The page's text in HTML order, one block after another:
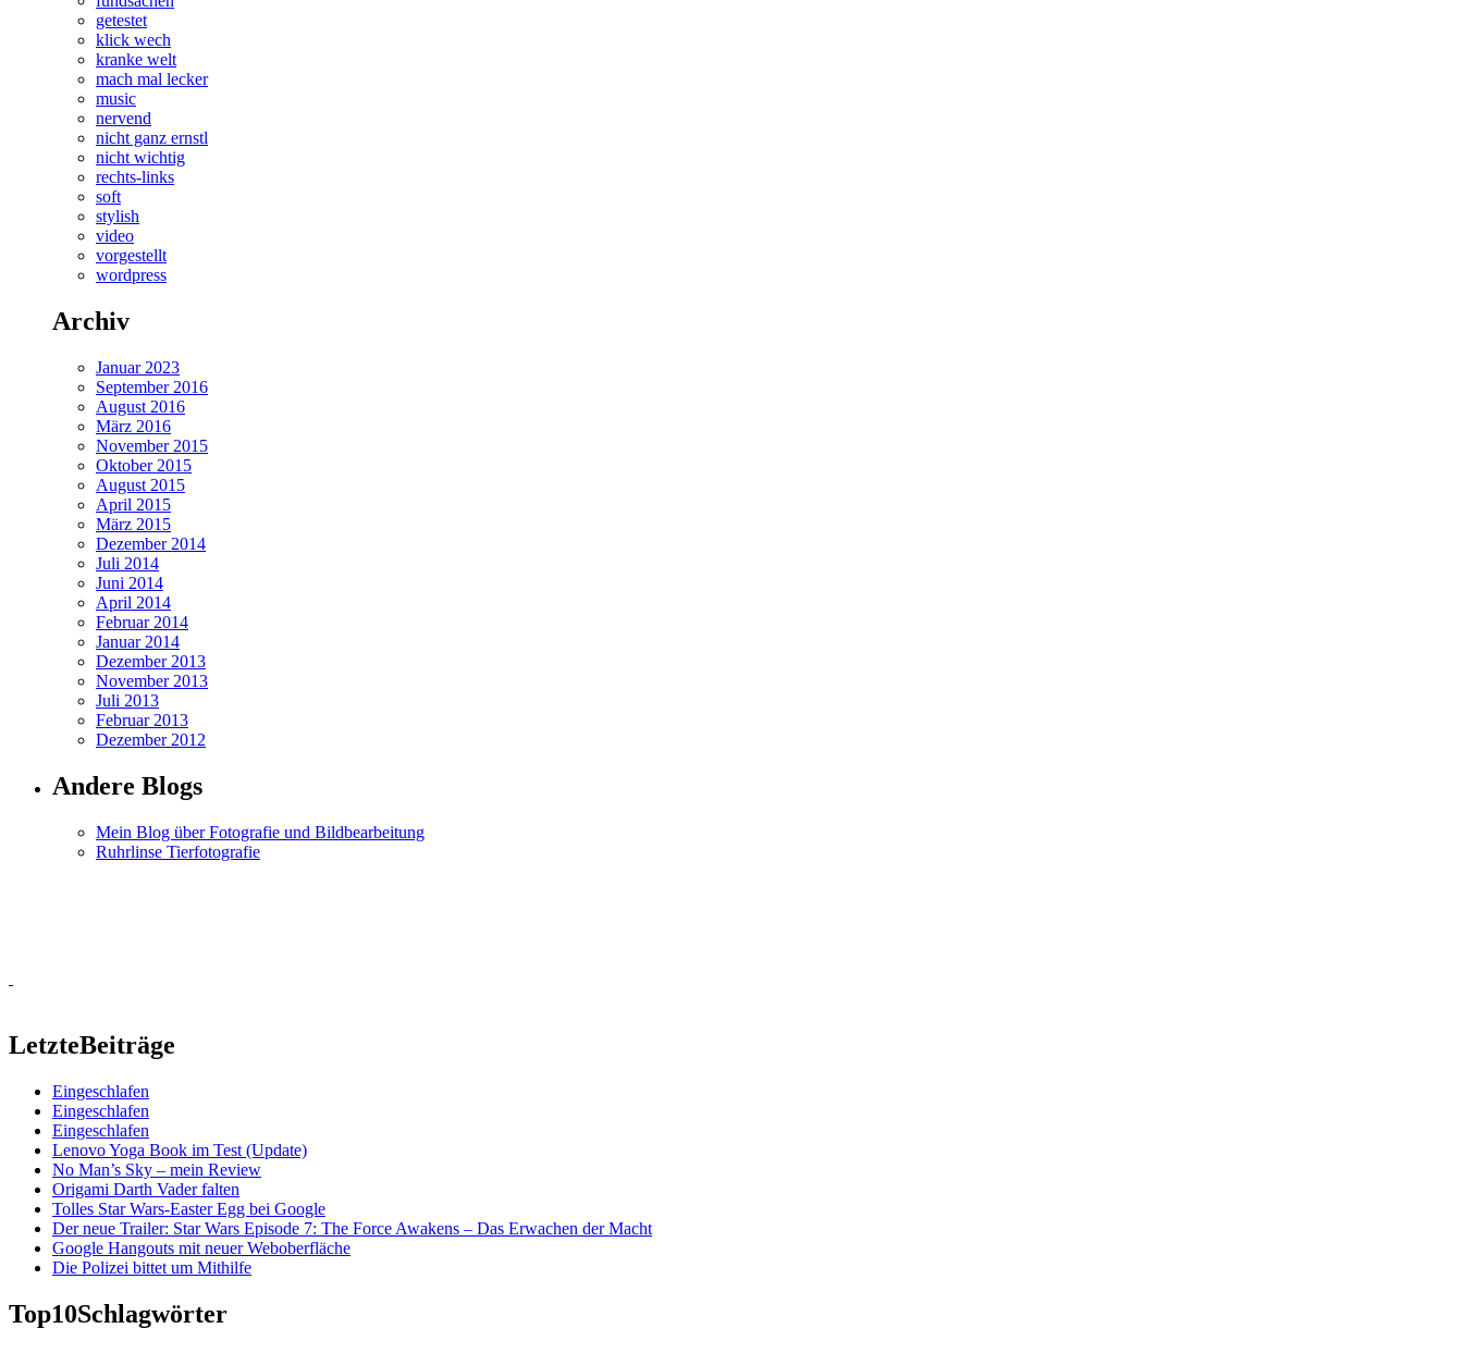
getestet
klick wech
kranke welt
mach mal lecker
music
nervend
nicht ganz ernstl
nicht wichtig
rechts-links
soft
stylish
video
vorgestellt
wordpress
Archiv
Januar 2023
September 2016
August 2016
März 2016
November 2015
Oktober 2015
August 2015
April 2015
März 2015
Dezember 2014
Juli 2014
Juni 2014
April 2014
Februar 2014
Januar 2014
Dezember 2013
November 2013
Juli 2013
Februar 2013
Dezember 2012
Andere Blogs
Mein Blog über Fotografie und Bildbearbeitung
Ruhrlinse Tierfotografie
LetzteBeiträge
Eingeschlafen
Eingeschlafen
Eingeschlafen
Lenovo Yoga Book im Test (Update)
No Man’s Sky – mein Review
Origami Darth Vader falten
Tolles Star Wars-Easter Egg bei Google
Der neue Trailer: Star Wars Episode 7: The Force Awakens – Das Erwachen der Macht
Google Hangouts mit neuer Weboberfläche
Die Polizei bittet um Mithilfe
Top10Schlagwörter